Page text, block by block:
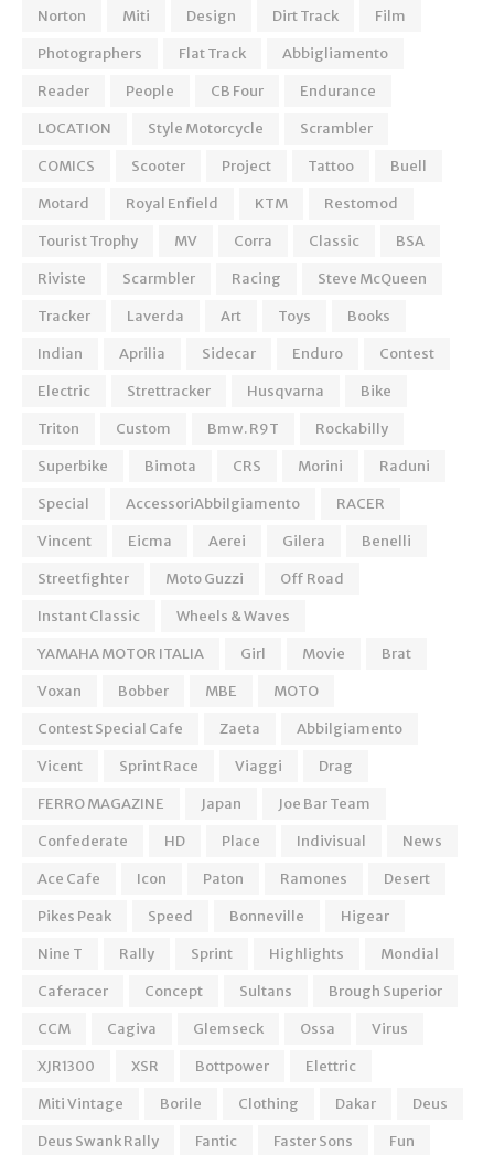
Norton
Miti Design Dirt Track
Film
Photographers
Flat Track
Abbigliamento
Reader
People CB Four
Endurance
LOCATION
Style Motorcycle
Scrambler
COMICS
Scooter Project Tattoo
Buell
Motard
Royal Enfield KTM
Restomod
Tourist Trophy
MV Corra Classic
BSA
Riviste
Scarmbler Racing
Steve McQueen
Tracker
Laverda Art Toys
Books
Indian
Aprilia Sidecar Enduro
Contest
Electric
Strettracker Husqvarna
Bike
Triton
Custom Bmw. R9T
Rockabilly
Superbike
Bimota CRS Morini
Raduni
Special
AccessoriAbbilgiamento
RACER
Vincent
Eicma Aerei Gilera
Benelli
Streetfighter
Moto Guzzi
Off Road
Instant Classic
Wheels & Waves
YAMAHA MOTOR ITALIA
Girl Movie
Brat
Voxan
Bobber MBE
MOTO
Contest Special Cafe
Zaeta
Abbilgiamento
Vicent
Sprint Race Viaggi
Drag
FERRO MAGAZINE
Japan
Joe Bar Team
Confederate
HD Place Indivisual
News
Ace Cafe
Icon Paton Ramones
Desert
Pikes Peak
Speed Bonneville
Higear
Nine T
Rally Sprint Highlights
Mondial
Caferacer
Concept Sultans
Brough Superior
CCM
Cagiva Glemseck Ossa
Virus
XJR1300
XSR Bottpower
Elettric
Miti Vintage
Borile Clothing Dakar
Deus
Deus Swank Rally
Fantic Faster Sons
Fun